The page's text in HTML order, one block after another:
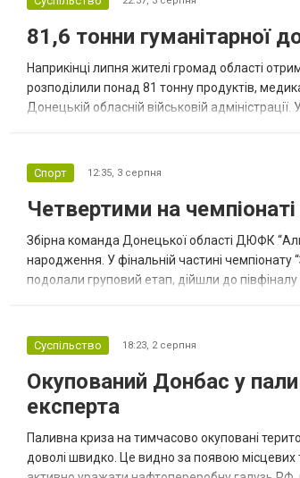
81,6 тонни гуманітарної
Наприкінці липня жителі громад області
розподілили понад 81 тонну продуктів,
Донецькій обласній військовій
Спорт 12:35, 3 серпня
Четвертими на
Збірна команда Донецької області ДЮФК
народження. У фінальній частині
подолали груповий етап, дійшли до
Суспільство 18:23, 2 серпня
Окупований Донбас у
експерта
Паливна криза на тимчасово окуповані
доволі швидко. Це видно за появою місцевих